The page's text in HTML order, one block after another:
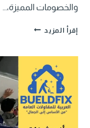
والخصومات المميزة،…
إقرأ المزيد اكبر
الخبر